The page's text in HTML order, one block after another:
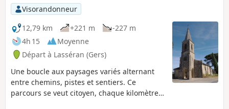
Visorandonneur
12,79 km
+221 m
-227 m
4h 15
Moyenne
Départ à Lasséran (Gers)
Une boucle aux paysages variés alternant
entre chemins, pistes et sentiers. Ce
parcours se veut citoyen, chaque kilomètre